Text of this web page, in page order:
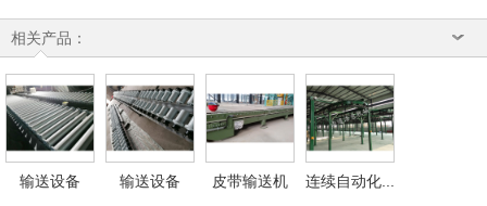
相关产品：
输送设备 输送设备 皮带输送机 连续自动化...